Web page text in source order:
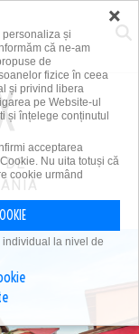
DE
×
personaliza și
că ne-am
de
fizice în ceea
și privind libera
pe Website-ul
și înțelege conținutul
acceptarea
Nu uita totuși că
cookie urmând
individual la nivel de